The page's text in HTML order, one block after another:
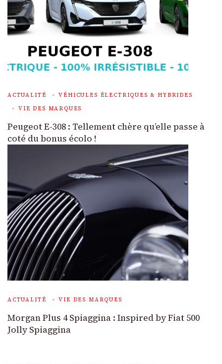
ACTUALITÉ
VÉHICULES ÉLECTRIQUES & HYBRIDES
VIE DES MARQUES
Peugeot E-308 : Tellement chère qu’elle passe à
coté du bonus écolo !
ACTUALITÉ VIE DES MARQUES
Morgan Plus 4 Spiaggina : Inspired by Fiat 500
Jolly Spiaggina